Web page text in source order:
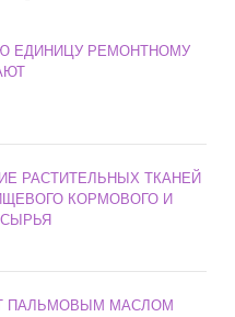
ЕДИНИЦУ РЕМОНТНОМУ
РАСТИТЕЛЬНЫХ ТКАНЕЙ
КОРМОВОГО И
ПАЛЬМОВЫМ МАСЛОМ